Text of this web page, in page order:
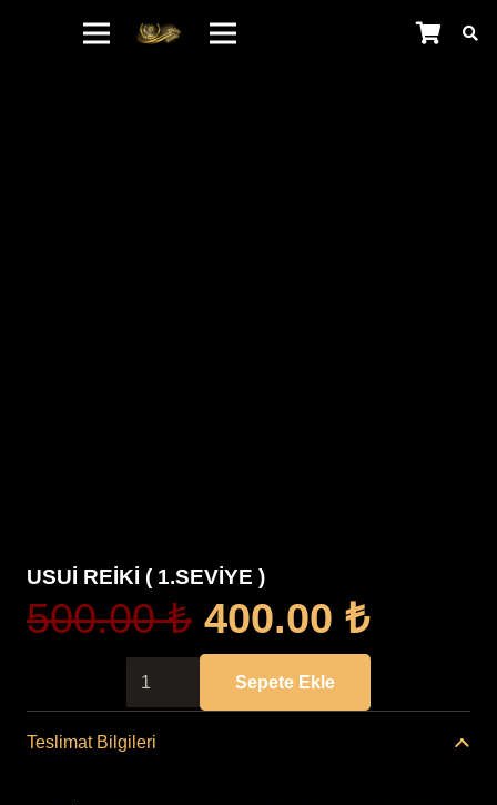
USUİ REİKİ ( 1.SEVİYE )
500.00₺ Orijinal
fiyat:
500.00 ₺.
400.00 ₺Şu
USUİ
(
Sepete Ekle
Teslimat Bilgileri